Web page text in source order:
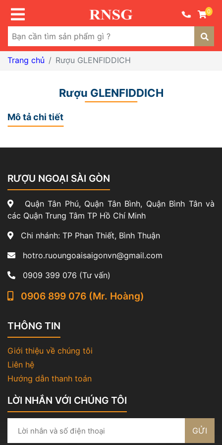
0
Trang chủ Rượu GLENFIDDICH
Rượu GLENFIDDICH
Mô tả chi tiết
RƯỢU NGOẠI SÀI GÒN
Quận Tân Phú, Quận Tân Bình, Quận Bình Tân và
các Quận Trung Tâm TP Hồ Chí Minh
Chi nhánh: TP Phan Thiết, Bình Thuận
hotro.ruoungoaisaigonvn@gmail.com
0909 399 076 (Tư vấn)
0906 899 076 (Mr. Hoàng)
THÔNG TIN
Giới thiệu về chúng tôi
Liên hệ
Hướng dẫn thanh toán
LỜI NHẮN VỚI CHÚNG TÔI
GỬI